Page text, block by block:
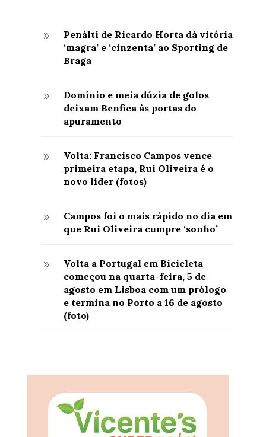
9
Penálti de Ricardo Horta dá vitória
‘magra’ e ‘cinzenta’ ao Sporting de
Braga
9
Domínio e meia dúzia de golos
deixam Benfica às portas do
apuramento
9
Volta: Francisco Campos vence
primeira etapa, Rui Oliveira é o
novo líder (fotos)
9
Campos foi o mais rápido no dia em
que Rui Oliveira cumpre ‘sonho’
9
Volta a Portugal em Bicicleta
começou na quarta-feira, 5 de
agosto em Lisboa com um prólogo
e termina no Porto a 16 de agosto
(foto)